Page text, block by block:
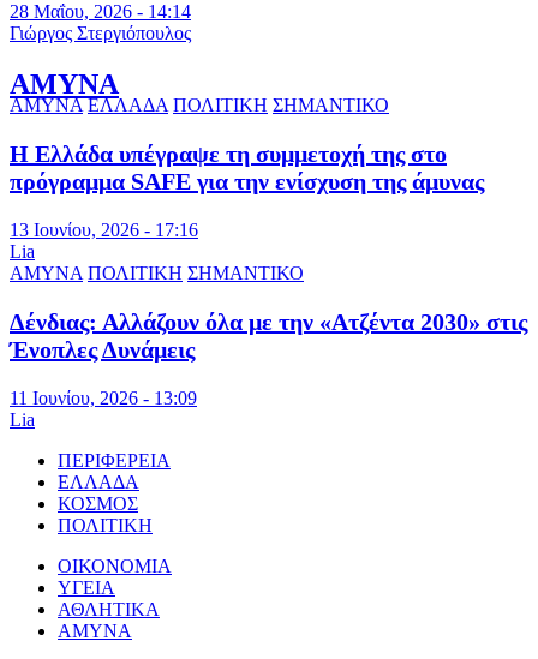
28 Μαΐου, 2026 - 14:14
Γιώργος Στεργιόπουλος
ΑΜΥΝΑ
ΑΜΥΝΑ ΕΛΛΑΔΑ ΠΟΛΙΤΙΚΗ ΣΗΜΑΝΤΙΚΟ
Η Ελλάδα υπέγραψε τη συμμετοχή της στο
πρόγραμμα SAFE για την ενίσχυση της άμυνας
13 Ιουνίου, 2026 - 17:16
Lia
ΑΜΥΝΑ ΠΟΛΙΤΙΚΗ ΣΗΜΑΝΤΙΚΟ
Δένδιας: Αλλάζουν όλα με την «Ατζέντα 2030» στις
Ένοπλες Δυνάμεις
11 Ιουνίου, 2026 - 13:09
Lia
ΠΕΡΙΦΕΡΕΙΑ
ΕΛΛΑΔΑ
ΚΟΣΜΟΣ
ΠΟΛΙΤΙΚΗ
ΟΙΚΟΝΟΜΙΑ
ΥΓΕΙΑ
ΑΘΛΗΤΙΚΑ
ΑΜΥΝΑ